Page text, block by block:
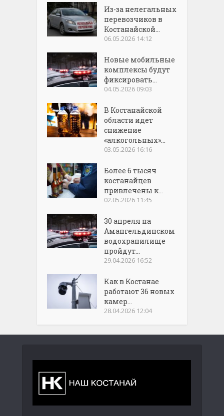
Из-за нелегальных
перевозчиков в
Костанайской...
06.05.2026 14:12
Новые мобильные
комплексы будут
фиксировать...
04.05.2026 09:03
В Костанайской
области идет
снижение
«алкогольных»...
03.05.2026 16:16
Более 6 тысяч
костанайцев
привлечены к...
02.05.2026 11:45
30 апреля на
Амангельдинском
водохранилище
пройдут...
29.04.2026 16:52
Как в Костанае
работают 36 новых
камер...
28.04.2026 12:04